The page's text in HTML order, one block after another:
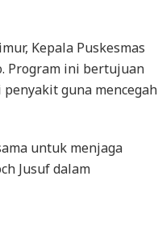
Kepala Puskesmas
Program ini bertujuan
guna mencegah
untuk menjaga
Jusuf dalam